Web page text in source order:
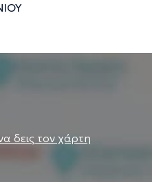
δεις τον χάρτη